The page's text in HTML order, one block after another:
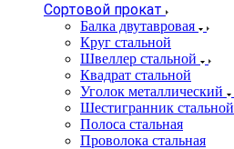
Сортовой прокат
Балка двутавровая
Круг стальной
Швеллер стальной
Квадрат стальной
Уголок металлический
Шестигранник стальной
Полоса стальная
Проволока стальная